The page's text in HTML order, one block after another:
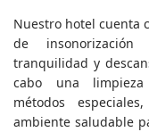
Nuestro hotel cuenta
de
tranquilidad y
cabo una limpieza
métodos
ambiente saludable